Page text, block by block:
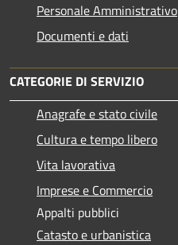
Personale Amministrativo
Documenti e dati
CATEGORIE DI SERVIZIO
Anagrafe e stato civile
Cultura e tempo libero
Vita lavorativa
Imprese e Commercio
Appalti pubblici
Catasto e urbanistica